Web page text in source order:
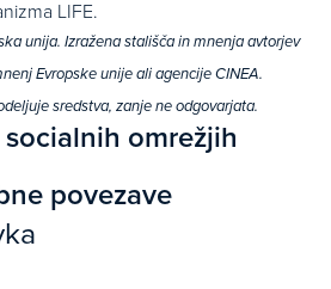
LIFE.
unija. Izražena stališča in mnenja avtorjev
Evropske unije ali agencije CINEA.
sredstva, zanje ne odgovarjata.
omrežjih
povezave